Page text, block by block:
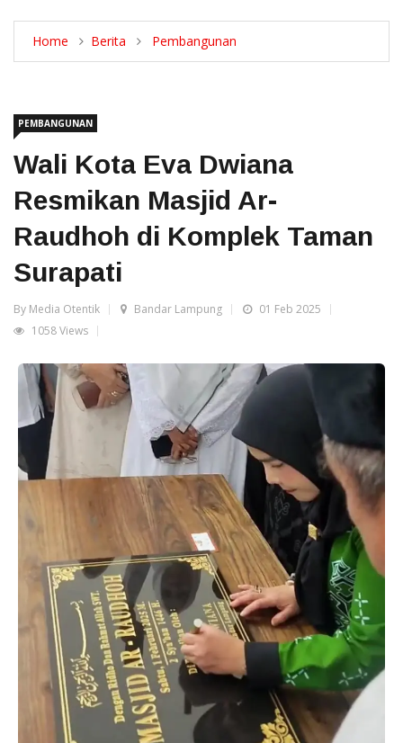
Home Berita Pembangunan
PEMBANGUNAN
Wali Kota Eva Dwiana
Resmikan Masjid Ar-
Raudhoh di Komplek Taman
Surapati
By Media Otentik Bandar Lampung
01 Feb 2025
1058 Views